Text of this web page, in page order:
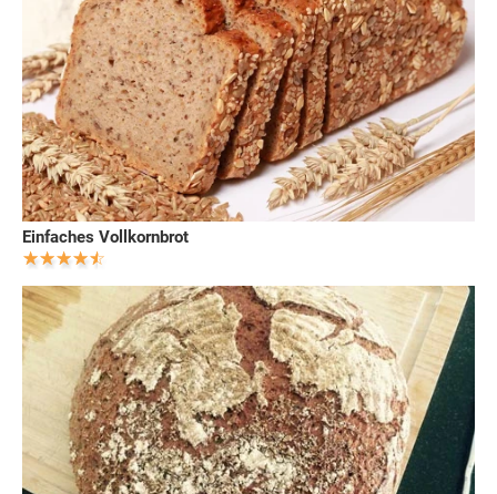
Einfaches Vollkornbrot